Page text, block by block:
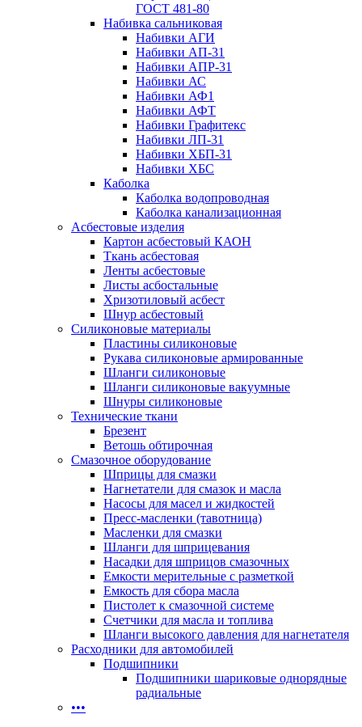
ГОСТ 481-80
Набивка сальниковая
Набивки АГИ
Набивки АП-31
Набивки АПР-31
Набивки АС
Набивки АФ1
Набивки АФТ
Набивки Графитекс
Набивки ЛП-31
Набивки ХБП-31
Набивки ХБС
Каболка
Каболка водопроводная
Каболка канализационная
Асбестовые изделия
Картон асбестовый КАОН
Ткань асбестовая
Ленты асбестовые
Листы асбостальные
Хризотиловый асбеcт
Шнур асбестовый
Силиконовые материалы
Пластины силиконовые
Рукава силиконовые армированные
Шланги силиконовые
Шланги силиконовые вакуумные
Шнуры силиконовые
Технические ткани
Брезент
Ветошь обтирочная
Смазочное оборудование
Шприцы для смазки
Нагнетатели для смазок и масла
Насосы для масел и жидкостей
Пресс-масленки (тавотница)
Масленки для смазки
Шланги для шприцевания
Насадки для шприцов смазочных
Емкости мерительные с разметкой
Емкость для сбора масла
Пистолет к смазочной системе
Счетчики для масла и топлива
Шланги высокого давления для нагнетателя
Расходники для автомобилей
Подшипники
Подшипники шариковые однорядные
радиальные
•••